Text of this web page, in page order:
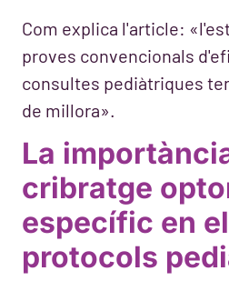
Com explica l'article:
proves convencionals
consultes pediàtriques
de millora».
La
cribratge
específic en
protocols